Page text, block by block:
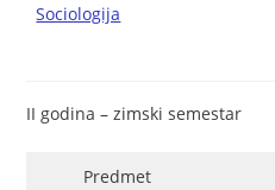
Sociologija
II godina – zimski semestar
Predmet